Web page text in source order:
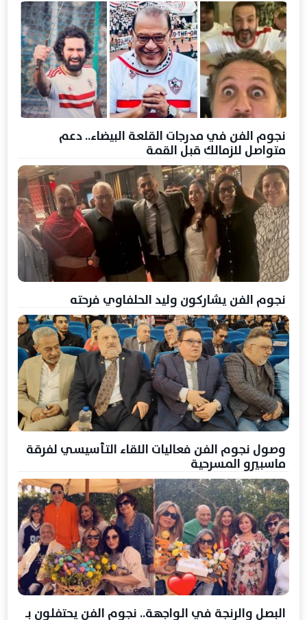
نجوم الفن في مدرجات القلعة البيضاء.. دعم
متواصل للزمالك قبل القمة
نجوم الفن يشاركون وليد الحلفاوي فرحته
وصول نجوم الفن فعاليات اللقاء التأسيسي لفرقة
ماسبيرو المسرحية
البصل والرنجة في الواجهة.. نجوم الفن يحتفلون بـ